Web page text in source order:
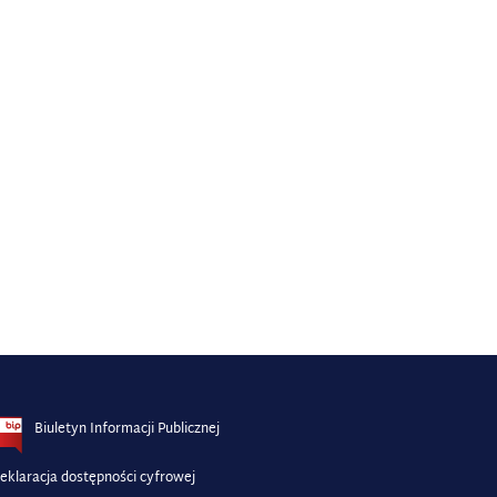
Biuletyn Informacji Publicznej
dostępności cyfrowej